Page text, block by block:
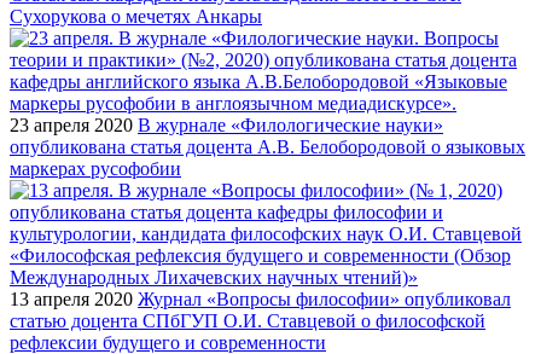
Сухорукова о мечетях Анкары
23 апреля 2020 В журнале «Филологические науки»
опубликована статья доцента А.В. Белобородовой о языковых
маркерах русофобии
13 апреля 2020 Журнал «Вопросы философии» опубликовал
статью доцента СПбГУП О.И. Ставцевой о философской
рефлексии будущего и современности